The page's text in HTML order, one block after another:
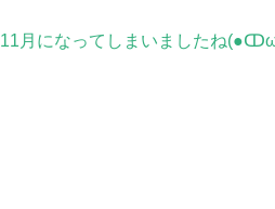
11月になってしまいましたね